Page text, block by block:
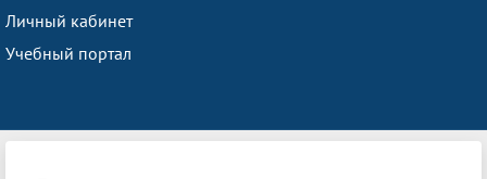
Личный кабинет
Учебный портал